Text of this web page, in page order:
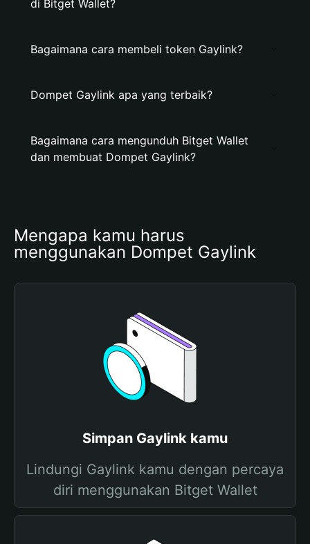
di Bitget Wallet?
Bagaimana cara membeli token Gaylink?
Dompet Gaylink apa yang terbaik?
Bagaimana cara mengunduh Bitget Wallet
dan membuat Dompet Gaylink?
Mengapa kamu harus
menggunakan Dompet Gaylink
Simpan Gaylink kamu
Lindungi Gaylink kamu dengan percaya
diri menggunakan Bitget Wallet